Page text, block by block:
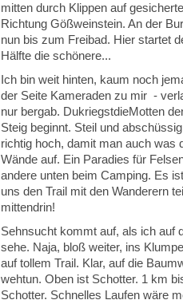
mitten durch Klippen auf
Richtung Gößweinstein. An der
nun bis zum Freibad. Hier startet
Hälfte die schönere...
Ich bin weit hinten, kaum noch
der Seite Kameraden zu mir -
nur bergab. DukriegstdieMotten
Steig beginnt. Steil und
richtig hoch, damit man auch was
Wände auf. Ein Paradies für
andere unten beim Camping. Es
uns den Trail mit den Wanderern
mittendrin!
Sehnsucht kommt auf, als ich auf
sehe. Naja, bloß weiter, ins
auf tollem Trail. Klar, auf die
wehtun. Oben ist Schotter. 1 km
Schotter. Schnelles Laufen wäre